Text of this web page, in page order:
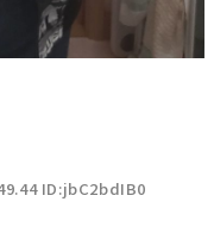
ID:jbC2bdIB0